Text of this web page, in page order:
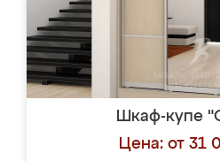
Шкаф-купе
Цена: от 31